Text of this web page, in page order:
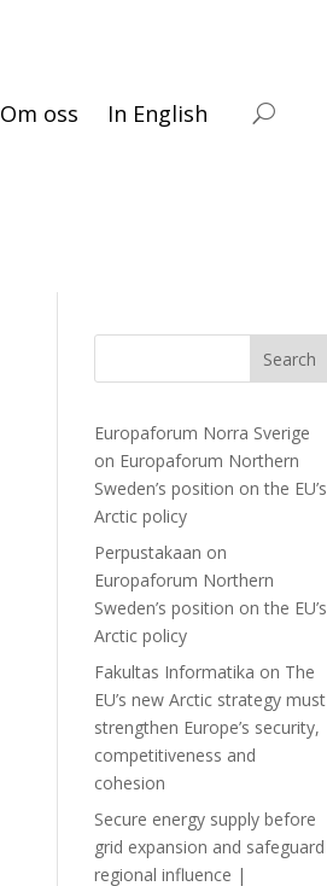
Om oss In English
Search
Europaforum Norra Sverige
on Europaforum Northern
Sweden’s position on the EU’s
Arctic policy
Perpustakaan on
Europaforum Northern
Sweden’s position on the EU’s
Arctic policy
Fakultas Informatika on The
EU’s new Arctic strategy must
strengthen Europe’s security,
competitiveness and
cohesion
Secure energy supply before
grid expansion and safeguard
regional influence |